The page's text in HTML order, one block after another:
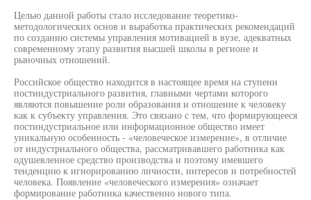
Целью данной работы стало исследование теоретико-
методологических основ и выработка практических рекомендаций
по созданию системы управления мотивацией в вузе, адекватных
современному этапу развития высшей школы в регионе и
рыночных отношений.
Российское общество находится в настоящее время на ступени
постиндустриального развития, главными чертами которого
являются повышение роли образования и отношение к человеку
как к субъекту управления. Это связано с тем, что формирующееся
постиндустриальное или информационное общество имеет
уникальную особенность - «человеческое измерение», в отличие
от индустриального общества, рассматривавшего работника как
одушевленное средство производства и поэтому имевшего
тенденцию к игнорированию личности, интересов и потребностей
человека. Появление «человеческого измерения» означает
формирование работника качественно нового типа.